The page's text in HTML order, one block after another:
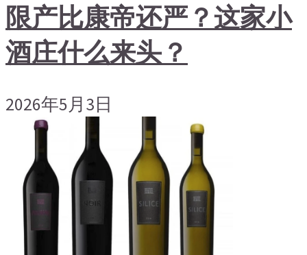
限产比康帝还严？这家小
酒庄什么来头？
2026年5月3日